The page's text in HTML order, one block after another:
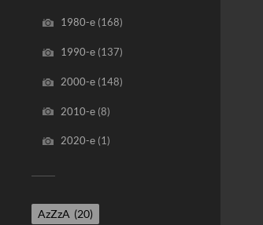
1980-е(168)
1990-е(137)
2000-е(148)
2010-е(8)
2020-е(1)
AzZzA (20)